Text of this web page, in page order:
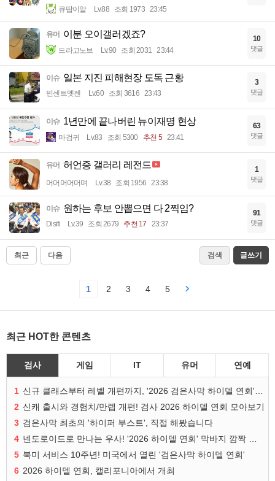
큐땁이알 Lv.88 조회 1973 23:45
유머 이분 오이갤러겠죠?
드라고노브 Lv.90 조회 2031 23:44
10
댓글
이슈 일본 지진 피해현장 도독 근황
빈센트멧젠 Lv.60 조회 3616 23:43
3
댓글
이슈 1년만에 끝나버린 뉴이재명 현상
마검귀 Lv.83 조회 5300 추천 5 23:41
63
댓글
유머 허언증 갤러리 레전드
머머머머머며 Lv.38 조회 1956 23:38
1
댓글
이슈 원하는 후보 안뽑으면 다 2찍임?
Disifi Lv.39 조회 2679 추천 17 23:37
91
댓글
최근 다음 검색 글쓰기
1 2 3 4 5
최근 HOT한 콘텐츠
검사 게임 IT 유머 연예
1
신규 클래스부터 레벨 개편까지, '2026 검은사막 하이델 연회' 총정리
2 신캐 출시와 경험치/만렙 개편! 검사 2026 하이델 연회 모아보기
3 검은사막 최초의 '하이퍼 부스트', 직접 해봤습니다
4
넨도로이드로 만나는 우사! '2026 하이델 연회' 막바지 깜짝 공개
5 북미 서비스 10주년! 미국에서 열린 '검은사막 하이델 연회'
6 2026 하이델 연회, 캘리포니아에서 개최